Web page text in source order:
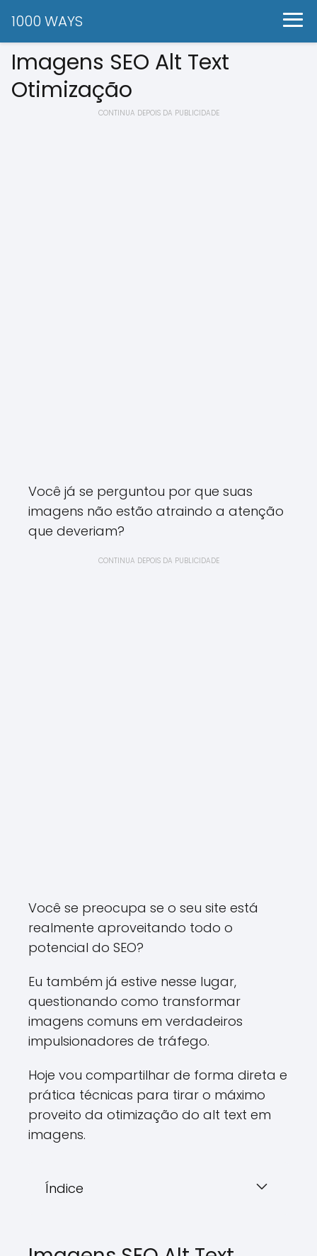
1000 WAYS
Imagens SEO Alt Text
Otimização
CONTINUA DEPOIS DA PUBLICIDADE
Você já se perguntou por que suas
imagens não estão atraindo a atenção
que deveriam?
CONTINUA DEPOIS DA PUBLICIDADE
Você se preocupa se o seu site está
realmente aproveitando todo o
potencial do SEO?
Eu também já estive nesse lugar,
questionando como transformar
imagens comuns em verdadeiros
impulsionadores de tráfego.
Hoje vou compartilhar de forma direta e
prática técnicas para tirar o máximo
proveito da otimização do alt text em
imagens.
Índice